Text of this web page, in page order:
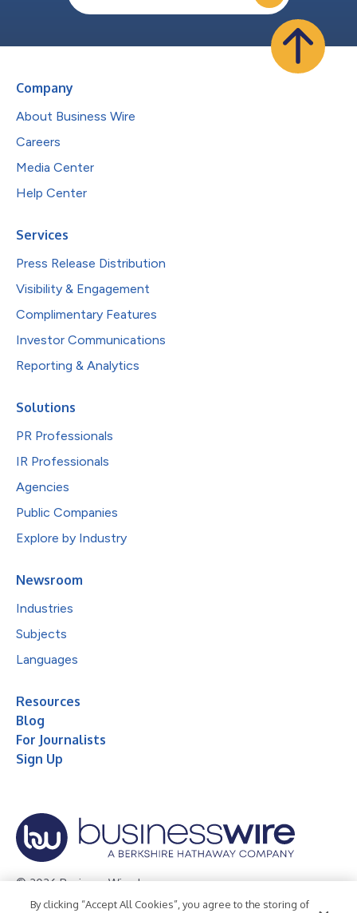
Company
About Business Wire
Careers
Media Center
Help Center
Services
Press Release Distribution
Visibility & Engagement
Complimentary Features
Investor Communications
Reporting & Analytics
Solutions
PR Professionals
IR Professionals
Agencies
Public Companies
Explore by Industry
Newsroom
Industries
Subjects
Languages
Resources
Blog
For Journalists
Sign Up
© 2026 Business Wire, Inc.
By clicking “Accept All Cookies”, you agree to the storing of